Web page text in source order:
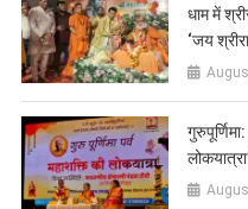
धाम में
‘जय